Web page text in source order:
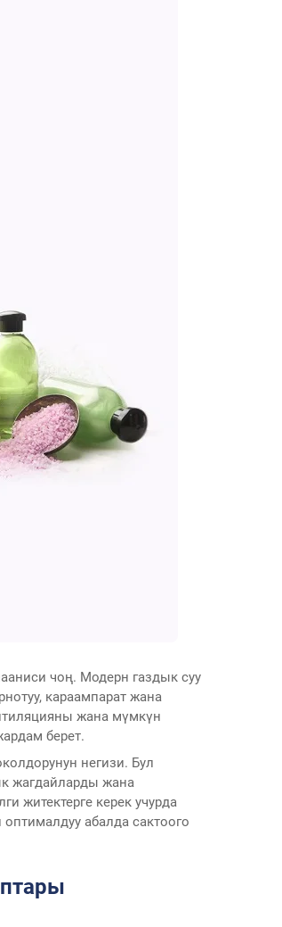
чоң. Модерн газдык суу
караампарат жана
жана мүмкүн
берет.
негизи. Бул
жагдайларды жана
житектерге керек учурда
абалда сактоого